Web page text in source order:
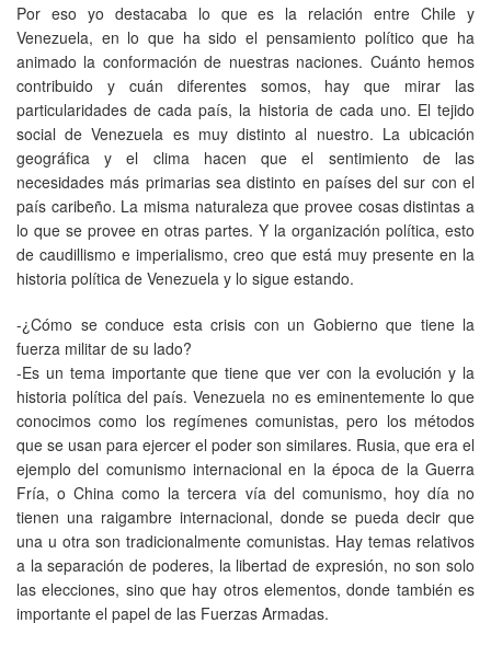
Por eso yo destacaba lo que es la relación entre Chile y
Venezuela, en lo que ha sido el pensamiento político que ha
animado la conformación de nuestras naciones. Cuánto hemos
contribuido y cuán diferentes somos, hay que mirar las
particularidades de cada país, la historia de cada uno. El tejido
social de Venezuela es muy distinto al nuestro. La ubicación
geográfica y el clima hacen que el sentimiento de las
necesidades más primarias sea distinto en países del sur con el
país caribeño. La misma naturaleza que provee cosas distintas a
lo que se provee en otras partes. Y la organización política, esto
de caudillismo e imperialismo, creo que está muy presente en la
historia política de Venezuela y lo sigue estando.
-¿Cómo se conduce esta crisis con un Gobierno que tiene la
fuerza militar de su lado?
-Es un tema importante que tiene que ver con la evolución y la
historia política del país. Venezuela no es eminentemente lo que
conocimos como los regímenes comunistas, pero los métodos
que se usan para ejercer el poder son similares. Rusia, que era el
ejemplo del comunismo internacional en la época de la Guerra
Fría, o China como la tercera vía del comunismo, hoy día no
tienen una raigambre internacional, donde se pueda decir que
una u otra son tradicionalmente comunistas. Hay temas relativos
a la separación de poderes, la libertad de expresión, no son solo
las elecciones, sino que hay otros elementos, donde también es
importante el papel de las Fuerzas Armadas.